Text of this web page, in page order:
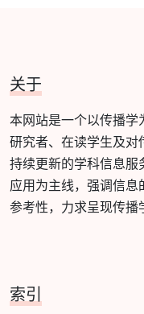
关于
本网站是一个以传播学
研究者、在读学生及对
持续更新的学科信息服
应用为主线，强调信
参考性，力求呈现传播
索引